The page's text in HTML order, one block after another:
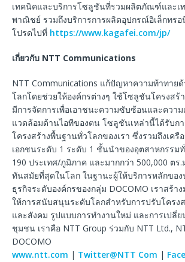
เทคนิคและบริการโซลูชันที่รวมผลิตภัณฑ์และเ
พาณิชย์ รวมถึงบริการการผลิตอุปกรณ์อิเล็กทร
โปรดไปที่ https://www.kagafei.com/jp/
เกี่ยวกับ NTT Communications
NTT Communications แก้ปัญหาความท้าทาย
โลกโดยช่วยให้องค์กรต่างๆ ใช้โซลูชันโครงสร้
มีการจัดการเพื่อเอาชนะความซับซ้อนและความ
แวดล้อมด้านไอทีของตน โซลูชันเหล่านี้ได้รับก
โครงสร้างพื้นฐานทั่วโลกของเรา ซึ่งรวมถึงเครื
เอกชนระดับ 1 ระดับ 1 ชั้นนำของอุตสาหกรรม
190 ประเทศ/ภูมิภาค และมากกว่า 500,000 ต
ทันสมัยที่สุดในโลก ในฐานะผู้ให้บริการหลักขอ
ธุรกิจระดับองค์กรของกลุ่ม DOCOMO เราสร้า
ให้การสนับสนุนระดับโลกสำหรับการปรับโครง
และสังคม รูปแบบการทำงานใหม่ และการเปลี่
ชุมชน เราคือ NTT Group ร่วมกับ NTT Ltd.,
DOCOMO
www.ntt.com | Twitter@NTT Com |